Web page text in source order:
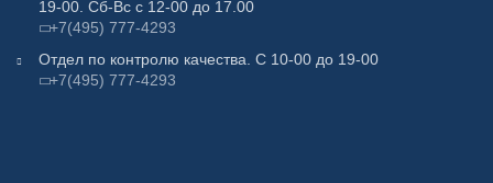
19-00. Сб-Вс с 12-00 до 17.00
+7(495) 777-4293
Отдел по контролю качества. С 10-00 до 19-00
+7(495) 777-4293